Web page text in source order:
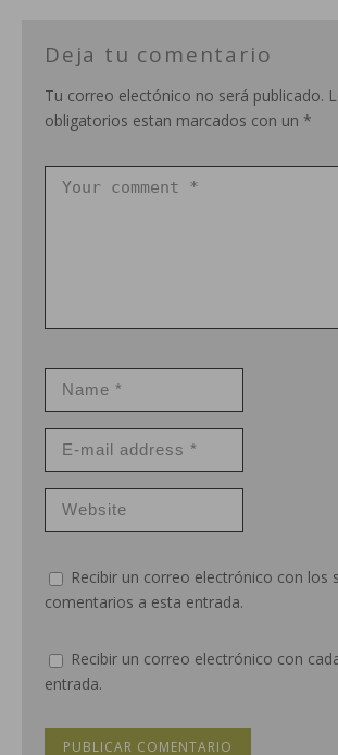
Deja tu comentario
Tu correo electónico no será publicado.
obligatorios estan marcados con un *
Recibir un correo electrónico con los
comentarios a esta entrada.
Recibir un correo electrónico con
entrada.